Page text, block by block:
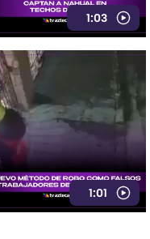
1:03
1:01